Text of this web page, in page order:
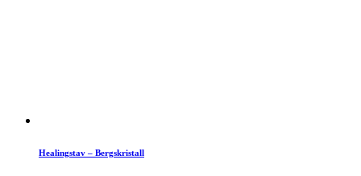
Healingstav – Bergskristall